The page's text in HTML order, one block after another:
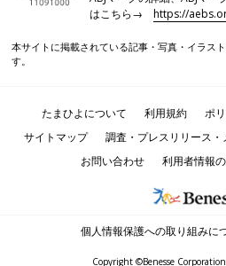
はこちら→https://
本サイトに掲載されている記事・写真・イラス
す。
たまひよについて 利用規約 ポ
サイトマップ
調査・プレスリリース
お問い合わせ
利用者情報
個人情報保護への取り組みに
Copyright ©Benesse